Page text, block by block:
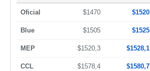
Oficial $1470 $1520
Blue $1505 $1525
MEP $1520,3 $1528,1
CCL $1578,4 $1580,7